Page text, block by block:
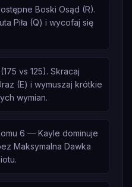
Boski Osąd (R).
Piła (Q) i wycofaj się
vs 125). Skracaj
(E) i wymuszaj krótkie
wymian.
6 — Kayle dominuje
Maksymalna Dawka